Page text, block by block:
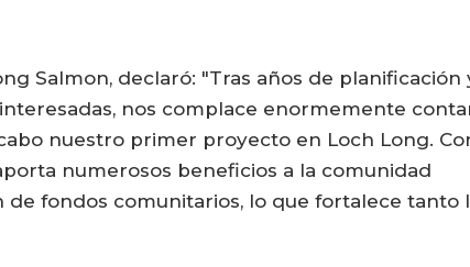
Salmon, declaró: "Tras años de planificación
nos complace enormemente
nuestro primer proyecto en Loch Long.
numerosos beneficios a la comunidad
fondos comunitarios, lo que fortalece tanto